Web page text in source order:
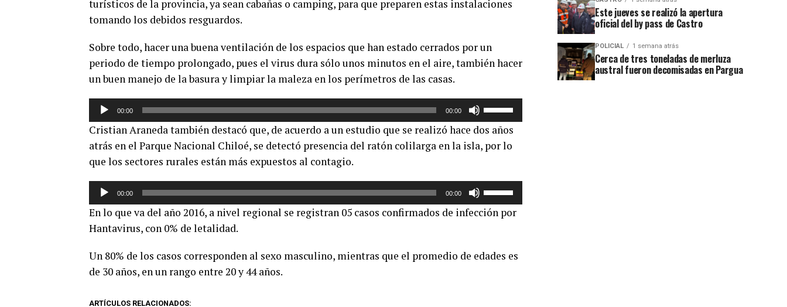
de
para
aumentar
turísticos de la provincia, ya sean cabañas o camping, para que preparen estas instalaciones
tomando los debidos resguardos.
Sobre todo, hacer una buena ventilación de los espacios que han estado cerrados por un
periodo de tiempo prolongado, pues el virus dura sólo unos minutos en el aire, también hacer
un buen manejo de la basura y limpiar la maleza en los perímetros de las casas.
Reproductor
audio
00:00 00:00
teclas
de
para
aumentar
o
volumen.
Cristian Araneda también destacó que, de acuerdo a un estudio que se realizó hace dos años
atrás en el Parque Nacional Chiloé, se detectó presencia del ratón colilarga en la isla, por lo
que los sectores rurales están más expuestos al contagio.
Reproductor
audio
00:00 00:00
teclas
arriba/abajo
En lo que va del año 2016, a nivel regional se registran 05 casos confirmados de infección por
Hantavirus, con 0% de letalidad.
Un 80% de los casos corresponden al sexo masculino, mientras que el promedio de edades es
de 30 años, en un rango entre 20 y 44 años.
ARTÍCULOS RELACIONADOS:
Este jueves se realizó la apertura
oficial del by pass de Castro
POLICIAL 1 semana atrás
Cerca de tres toneladas de merluza
austral fueron decomisadas en Pargua